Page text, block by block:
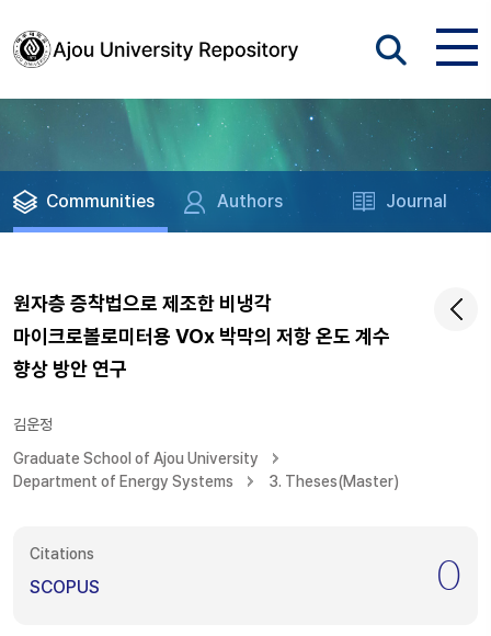
Communities Authors Journal
원자층 증착법으로 제조한 비냉각
마이크로볼로미터용 VOx 박막의 저항 온도 계수
향상 방안 연구
김운정
Graduate School of Ajou University
Department of Energy Systems
3. Theses(Master)
Citations
SCOPUS 0